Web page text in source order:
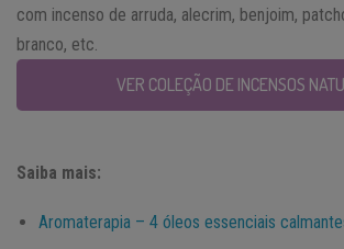
com incenso de arruda, alecrim, benjoim,
branco, etc.
VER COLEÇÃO DE INCENSOS
Saiba mais:
Aromaterapia – 4 óleos essenciais